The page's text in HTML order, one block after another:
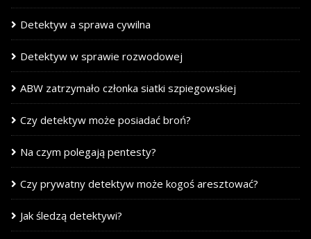
Detektyw a sprawa cywilna
Detektyw w sprawie rozwodowej
ABW zatrzymało członka siatki szpiegowskiej
Czy detektyw może posiadać broń?
Na czym polegają pentesty?
Czy prywatny detektyw może kogoś aresztować?
Jak śledzą detektywi?